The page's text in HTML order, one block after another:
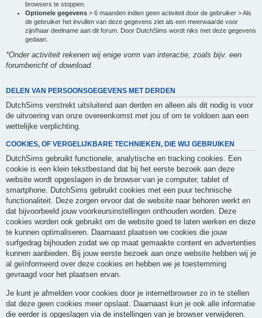
browsers te stoppen.
Optionele gegevens > 6 maanden indien geen activiteit door de gebruiker > Als
de gebruiker het invullen van deze gegevens ziet als een meerwaarde voor
zijn/haar deelname aan dit forum. Door DutchSims wordt niks met deze gegevens
gedaan.
*Onder activiteit rekenen wij enige vorm van interactie, zoals bijv. een
forumbericht of download.
DELEN VAN PERSOONSGEGEVENS MET DERDEN
DutchSims verstrekt uitsluitend aan derden en alleen als dit nodig is voor
de uitvoering van onze overeenkomst met jou of om te voldoen aan een
wettelijke verplichting.
COOKIES, OF VERGELIJKBARE TECHNIEKEN, DIE WIJ GEBRUIKEN
DutchSims gebruikt functionele, analytische en tracking cookies. Een
cookie is een klein tekstbestand dat bij het eerste bezoek aan deze
website wordt opgeslagen in de browser van je computer, tablet of
smartphone. DutchSims gebruikt cookies met een puur technische
functionaliteit. Deze zorgen ervoor dat de website naar behoren werkt en
dat bijvoorbeeld jouw voorkeursinstellingen onthouden worden. Deze
cookies worden ook gebruikt om de website goed te laten werken en deze
te kunnen optimaliseren. Daarnaast plaatsen we cookies die jouw
surfgedrag bijhouden zodat we op maat gemaakte content en advertenties
kunnen aanbieden. Bij jouw eerste bezoek aan onze website hebben wij je
al geïnformeerd over deze cookies en hebben we je toestemming
gevraagd voor het plaatsen ervan.
Je kunt je afmelden voor cookies door je internetbrowser zo in te stellen
dat deze geen cookies meer opslaat. Daarnaast kun je ook alle informatie
die eerder is opgeslagen via de instellingen van je browser verwijderen.